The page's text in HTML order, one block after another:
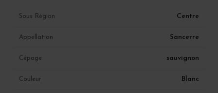
Sous Région Centre
Appellation Sancerre
Cépage sauvignon
Couleur Blanc